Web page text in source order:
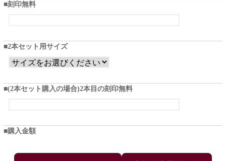
刻印無料
2本セット用サイズ
(2本セット購入の場合)2本目の刻印無料
購入金額